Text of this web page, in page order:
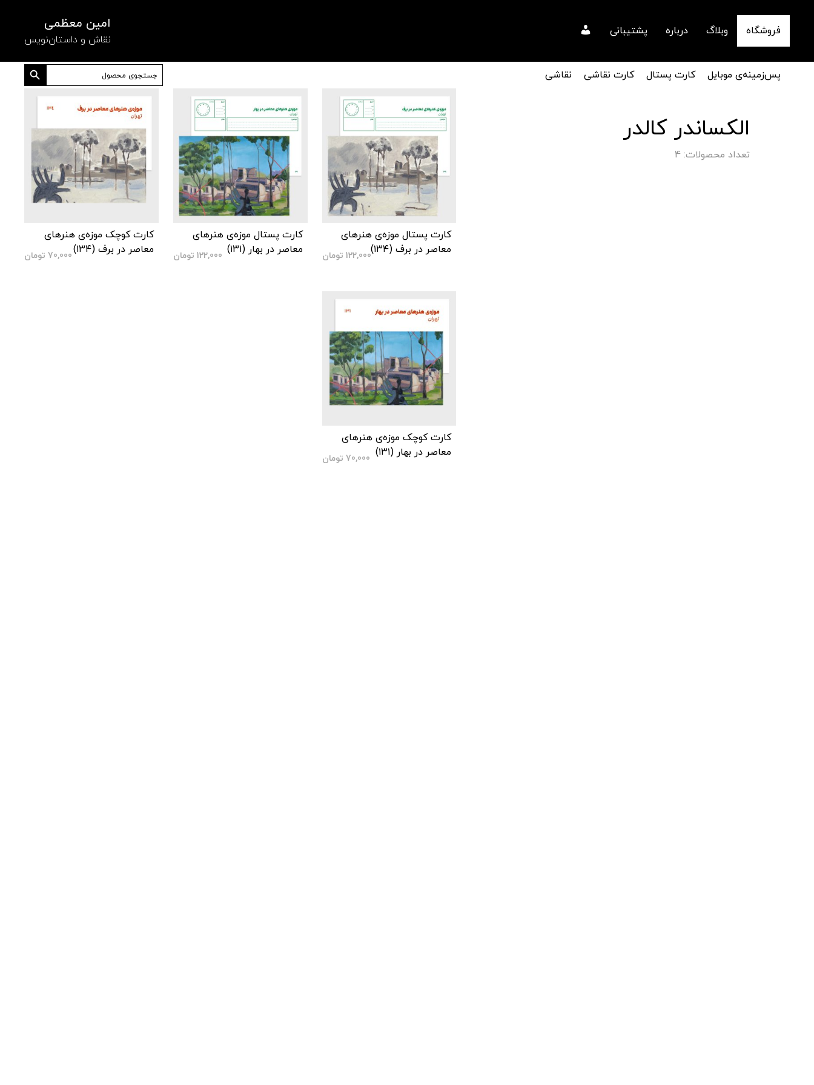
فروشگاه وبلاگ درباره پشتیبانی امین معظمی
نقاش و داستان‌نویس
پس‌زمینه‌ی موبایل کارت پستال کارت نقاشی نقاشی جستجو
برای:
دکمه جستجو
الکساندر کالدر
تعداد محصولات: 4
کارت پستال موزه‌ی هنرهای
معاصر در برف (۱۳۴)
122,000 تومان
کارت پستال موزه‌ی هنرهای
معاصر در بهار (۱۳۱)
122,000 تومان
کارت کوچک موزه‌ی هنرهای
معاصر در برف (۱۳۴)
70,000 تومان
کارت کوچک موزه‌ی هنرهای
معاصر در بهار (۱۳۱)
70,000 تومان